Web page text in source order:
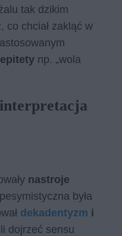
tak dzikim
co chciał zakląć w
epitety np. „wola
nastroje
była
dekadentyzm i
dojrzeć sensu